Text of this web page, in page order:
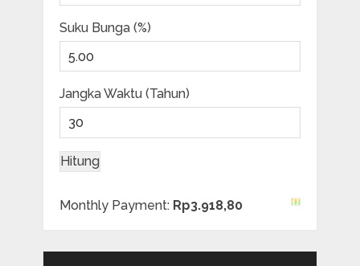
Suku Bunga (%)
Jangka Waktu (Tahun)
Monthly Payment: Rp3.918,80